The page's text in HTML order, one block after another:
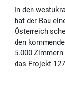
In den
hat der Bau
den
5.000
das Projekt